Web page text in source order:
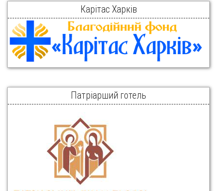
Карітас Харків
Патріарший готель